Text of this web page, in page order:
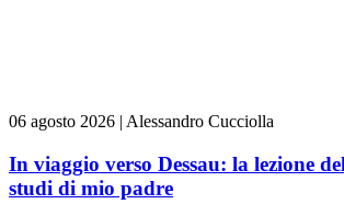
06 agosto 2026 Alessandro Cucciolla
In viaggio verso Dessau: la lezione
studi di mio padre